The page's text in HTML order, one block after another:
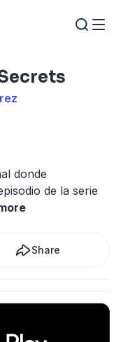
donde
de la serie
Share